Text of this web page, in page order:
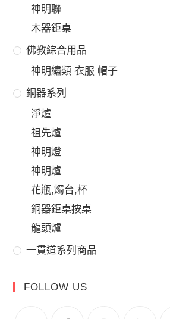
神明聯
木器鉅桌
佛教綜合用品
神明繡類 衣服 帽子
銅器系列
淨爐
祖先爐
神明燈
神明爐
花瓶,燭台,杯
銅器鉅桌按桌
龍頭爐
一貫道系列商品
FOLLOW US